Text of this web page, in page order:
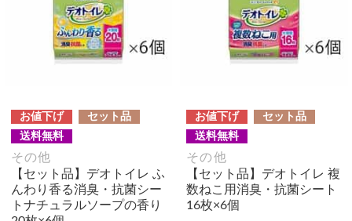
お値下げ
セット品
送料無料
その他
【セット品】デオトイレ ふ
んわり香る消臭・抗菌シー
トナチュラルソープの香り
お値下げ
セット品
送料無料
その他
【セット品】デオトイレ 複
数ねこ用消臭・抗菌シート
16枚×6個